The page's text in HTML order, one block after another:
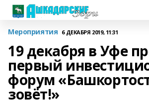
Мероприятия 6 ДЕКАБРЯ 2019, 11:31
19 декабря в Уфе
первый
форум
зовёт!»